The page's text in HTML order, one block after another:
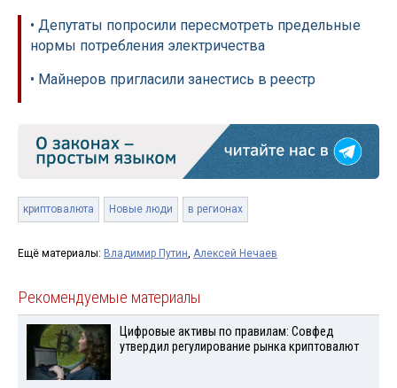
• Депутаты попросили пересмотреть предельные
нормы потребления электричества
• Майнеров пригласили занестись в реестр
криптовалюта Новые люди в регионах
Ещё материалы: Владимир Путин, Алексей Нечаев
Рекомендуемые материалы
Цифровые активы по правилам: Совфед
утвердил регулирование рынка криптовалют